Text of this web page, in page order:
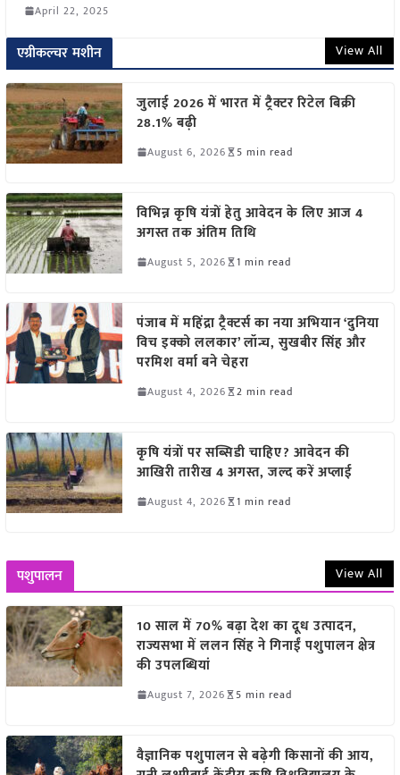
April 22, 2025
एग्रीकल्चर मशीन View All
जुलाई 2026 में भारत में ट्रैक्टर रिटेल बिक्री
28.1% बढ़ी
August 6, 2026 5 min read
विभिन्न कृषि यंत्रों हेतु आवेदन के लिए आज 4
अगस्त तक अंतिम तिथि
August 5, 2026 1 min read
पंजाब में महिंद्रा ट्रैक्टर्स का नया अभियान ‘दुनिया
विच इक्को ललकार’ लॉन्च, सुखबीर सिंह और
परमिश वर्मा बने चेहरा
August 4, 2026 2 min read
कृषि यंत्रों पर सब्सिडी चाहिए? आवेदन की
आखिरी तारीख 4 अगस्त, जल्द करें अप्लाई
August 4, 2026 1 min read
पशुपालन View All
10 साल में 70% बढ़ा देश का दूध उत्पादन,
राज्यसभा में ललन सिंह ने गिनाईं पशुपालन क्षेत्र
की उपलब्धियां
August 7, 2026 5 min read
वैज्ञानिक पशुपालन से बढ़ेगी किसानों की आय,